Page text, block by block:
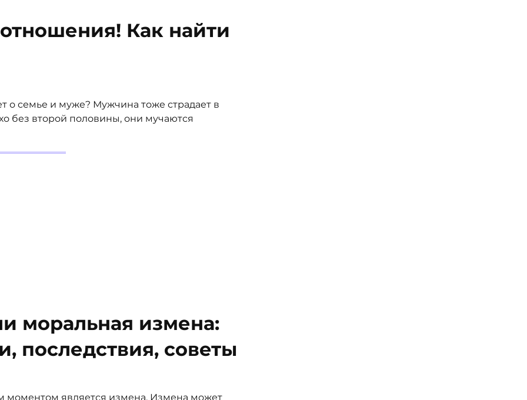
Как найти
о семье и муже? Мужчина тоже страдает в
без второй половины, они мучаются
моральная измена:
последствия, советы
является измена. Измена может